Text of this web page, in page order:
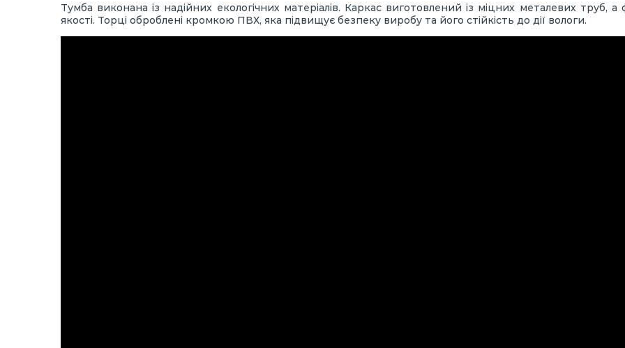
Тумба виконана із надійних екологічних матеріалів. Каркас виготовлений із міцних металевих
якості. Торці оброблені кромкою ПВХ, яка підвищує безпеку виробу та його стійкість до дії вологи.